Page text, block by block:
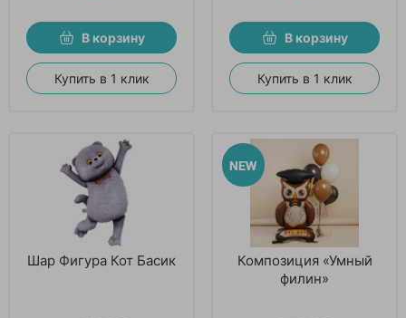
В корзину
Купить в 1 клик
В корзину
Купить в 1 клик
Шар Фигура Кот Басик
Композиция «Умный
филин»